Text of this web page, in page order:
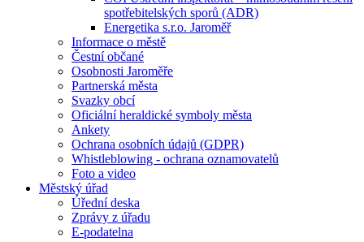
spotřebitelských sporů (ADR)
Energetika s.r.o. Jaroměř
Informace o městě
Čestní občané
Osobnosti Jaroměře
Partnerská města
Svazky obcí
Oficiální heraldické symboly města
Ankety
Ochrana osobních údajů (GDPR)
Whistleblowing - ochrana oznamovatelů
Foto a video
Městský úřad
Úřední deska
Zprávy z úřadu
E-podatelna